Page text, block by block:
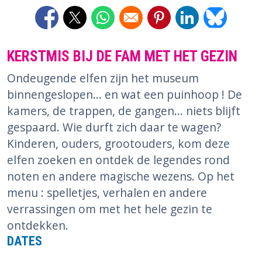
Opens in a new window
Opens in a new window
Opens in a new windowOpens in a new window
Opens in a new
Opens in
KERSTMIS BIJ DE FAM MET HET GEZIN
Ondeugende elfen zijn het museum
binnengeslopen... en wat een puinhoop ! De
kamers, de trappen, de gangen... niets blijft
gespaard. Wie durft zich daar te wagen?
Kinderen, ouders, grootouders, kom deze
elfen zoeken en ontdek de legendes rond
noten en andere magische wezens. Op het
menu : spelletjes, verhalen en andere
verrassingen om met het hele gezin te
ontdekken.
DATES